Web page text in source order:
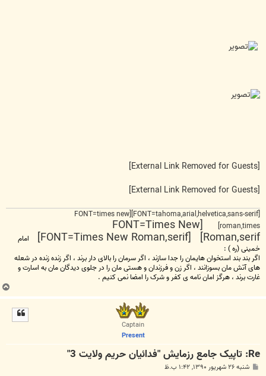
[External Link Removed for Guests]
[External Link Removed for Guests]
[FONT=tahoma,arial,helvetica,sans-serif][FONT=times new
roman,times]
[FONT=Times New
Roman,serif] [FONT=Times New Roman,serif]
امام
خمینی (ره ) :
اگر بند بند استخوان هایمان را جدا سازند ، اگر سرمان را بالای دار برند ، اگر زنده زنده در شعله
های آتش مان بسوزانند ، اگر زن و فرزندان و هستی مان را در جلوی دیدگان مان به اسارت و
غارت برند ، هرگز امان نامه ی کفر و شرک را امضا نمی کنیم .
Captain
Present
Re: تاپیک جامع رزمايش "فدائيان حريم ولايت 3"
شنبه ۲۶ شهریور ۱۳۹۰, ۱:۴۲ ب.ظ